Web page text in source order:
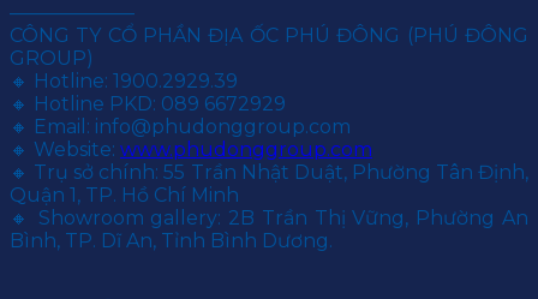
——————–
CÔNG TY CỔ PHẦN ĐỊA ỐC PHÚ ĐÔNG (PHÚ ĐÔNG
GROUP)
🔸 Hotline: 1900.2929.39
🔸 Hotline PKD: 089 6672929
🔸 Email: info@phudonggroup.com
🔸 Website: www.phudonggroup.com
🔸 Trụ sở chính: 55 Trần Nhật Duật, Phường Tân Định,
Quận 1, TP. Hồ Chí Minh
🔸 Showroom gallery: 2B Trần Thị Vững, Phường An
Bình, TP. Dĩ An, Tỉnh Bình Dương.